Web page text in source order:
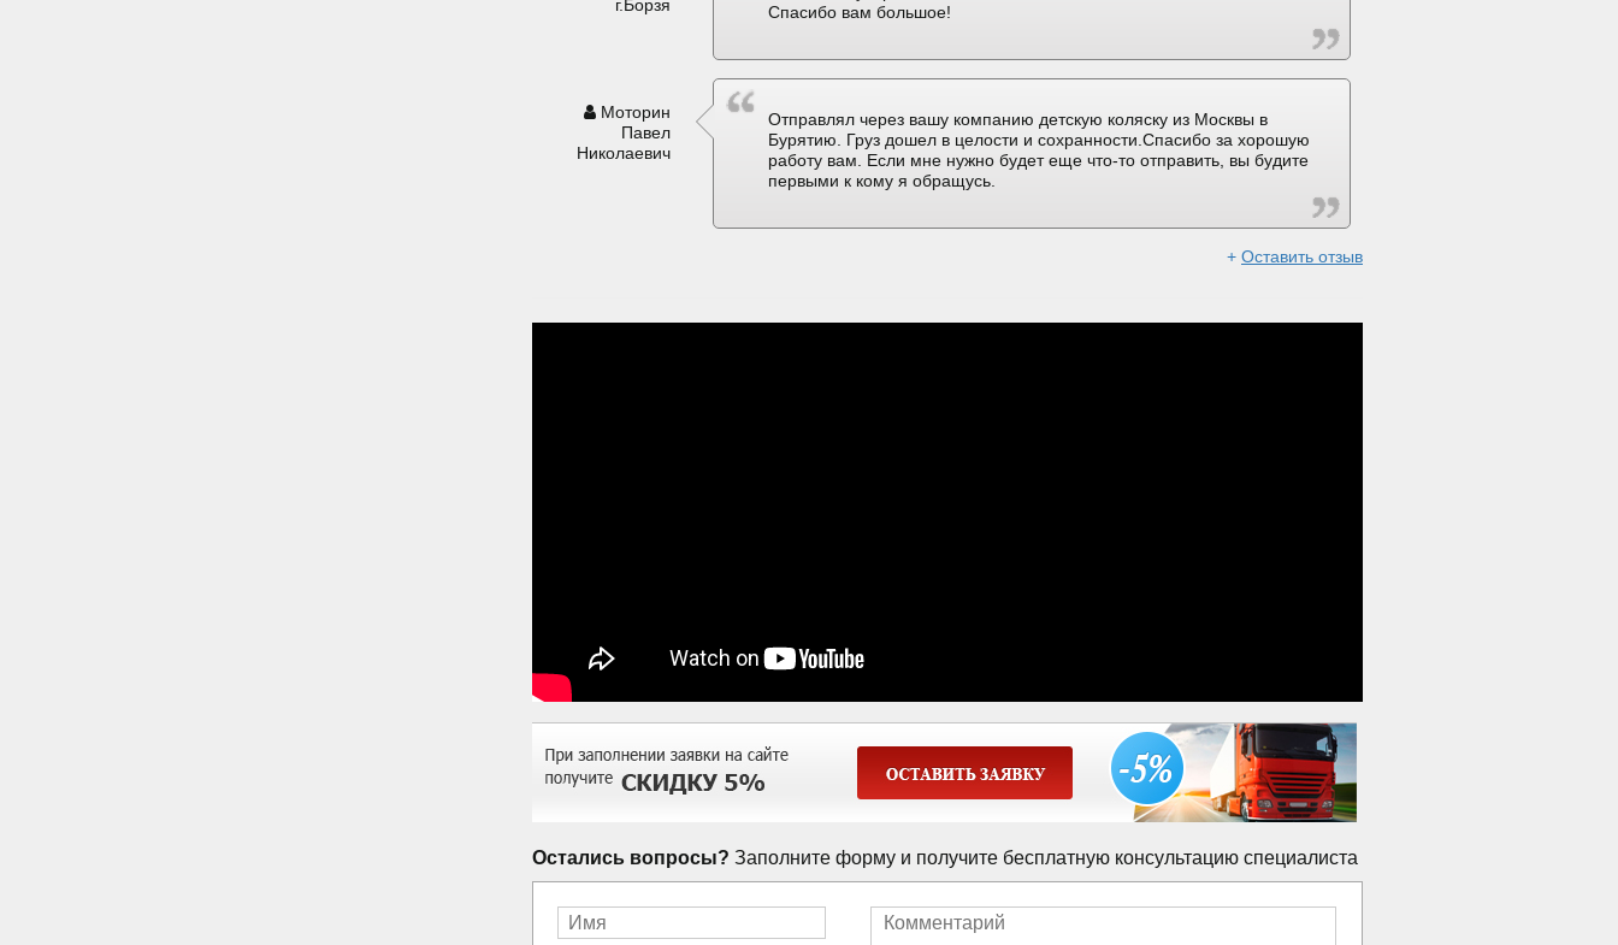
г.Борзя
Спасибо вам большое!
Моторин
Павел
Николаевич
Отправлял через вашу компанию детскую коляску из Москвы в
Бурятию. Груз дошел в целости и сохранности.Спасибо за хорошую
работу вам. Если мне нужно будет еще что-то отправить, вы будите
первыми к кому я обращусь.
+ Оставить отзыв
Остались вопросы? Заполните форму и получите бесплатную консультацию специалиста